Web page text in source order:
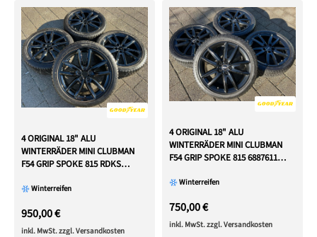
4 ORIGINAL 18" ALU
WINTERRÄDER MINI CLUBMAN
F54 GRIP SPOKE 815 RDKS
Winterreifen
950,00 €
inkl. MwSt. zzgl. Versandkosten
4 ORIGINAL 18" ALU
WINTERRÄDER MINI CLUBMAN
F54 GRIP SPOKE 815 6887611
Winterreifen
750,00 €
inkl. MwSt. zzgl. Versandkosten